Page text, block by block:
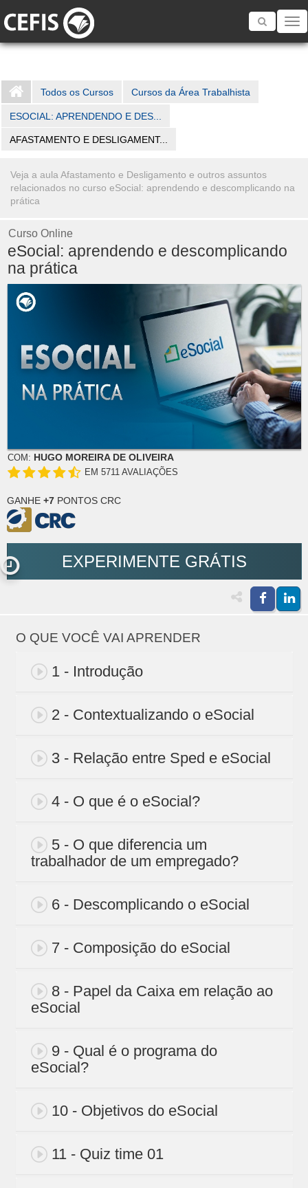
Toggle
Todos os Cursos Cursos da Área Trabalhista
ESOCIAL: APRENDENDO E DES...
AFASTAMENTO E DESLIGAMENT...
Veja a aula Afastamento e Desligamento e outros assuntos
relacionados no curso eSocial: aprendendo e descomplicando na
prática
Curso Online
eSocial: aprendendo e descomplicando
na prática
COM: HUGO MOREIRA DE OLIVEIRA
EM 5711 AVALIAÇÕES
GANHE +7 PONTOS CRC
EXPERIMENTE GRÁTIS
O QUE VOCÊ VAI APRENDER
1 - Introdução
2 - Contextualizando o eSocial
3 - Relação entre Sped e eSocial
4 - O que é o eSocial?
5 - O que diferencia um
trabalhador de um empregado?
6 - Descomplicando o eSocial
7 - Composição do eSocial
8 - Papel da Caixa em relação ao
eSocial
9 - Qual é o programa do
eSocial?
10 - Objetivos do eSocial
11 - Quiz time 01